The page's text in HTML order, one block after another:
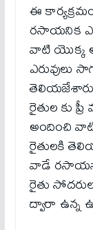
ఈ
రసాయనిక
వాటి యొక్క
ఎరువులు
రైతుల కు
అందించి
రైతులకి
వాడే
రైతు
ద్వారా